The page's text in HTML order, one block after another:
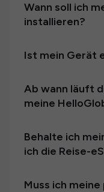
Wann soll ich
installieren?
Ist mein Gerät
Ab wann läuft
meine
Behalte ich
ich die Reise-
Muss ich meine